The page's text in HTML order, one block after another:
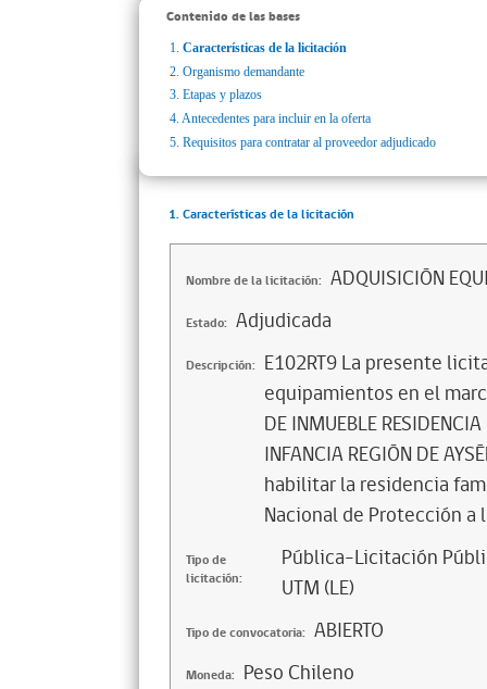
Contenido de las bases
1. Características de la licitación
2. Organismo demandante
3. Etapas y plazos
4. Antecedentes para incluir en la oferta
5. Requisitos para contratar al proveedor adjudicado
1. Características de la licitación
Nombre de la licitación: ADQUISICIÓN
Estado: Adjudicada
Descripción: E102RT9 La presente
equipamientos en el
DE INMUEBLE
INFANCIA REGIÓN DE
habilitar la residencia
Nacional de Protección a
Tipo de
licitación:
Pública-Licitación
UTM (LE)
Tipo de convocatoria: ABIERTO
Moneda: Peso Chileno